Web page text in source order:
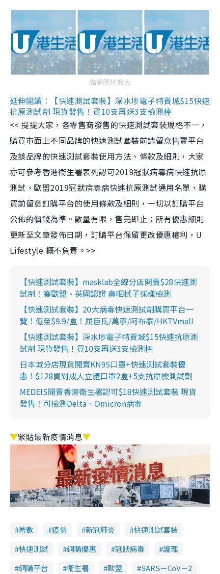
點擊圖片放大
延伸閱讀：【快速測試套裝】深水埗電子特賣城$15快速
抗原測試劑 現貨發售！買10支再送3支檢測棒
<< 提提大家，各零售商發售的快速測試套裝規格不一，
購買市面上不同品牌的快速測試套裝前請留意售賣平台
及該品牌的快速測試套裝使用方法、條款及細則，大家
亦可參考香港衞生署表列認可2019冠狀病毒病快速抗原
測試、歐盟2019冠狀病毒病快速抗原測試通用名單，購
買前留意訂購平台的使用條款及細則，一切以訂購平台
公佈的價錢為準。數量有限，售完即止；所有優惠細則
更新至文章發佈日期，訂購平台保留更改優惠權利，U
Lifestyle 概不負責。>>
【快速測試套裝】masklab全線分店開賣$28快速測
試劑！獲歐盟、英國認證 鼻咽拭子採樣檢測
【快速測試套裝】20大病毒快速測試劑購買平台一
覽！低至$9.9/盒！屈臣氏/萬寧/阿布泰/HKTVmall
【快速測試套裝】深水埗電子特賣城$15快速抗原測
試劑 現貨發售！買10支再送3支檢測棒
日本城分店現貨開賣KN95口罩+快速測試套裝優
惠！$128買到成人立體口罩2盒+5支抗原檢測試劑
MEDEIS開賣香港衛生署認可$18快速測試套裝 現貨
發售！可檢測Delta、Omicron病毒
▼緊貼最新疫情消息▼
著數 疫情 新冠肺炎
快速測試套裝
快速測試
網購優惠 冠狀病毒
護理
網購平台
衞生署 歐盟 SARS－CoV－2